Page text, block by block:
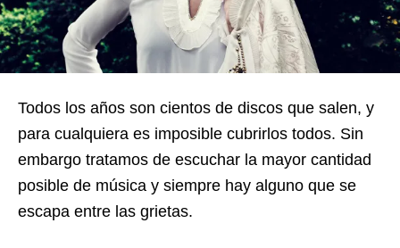
Todos los años son cientos de discos que salen, y
para cualquiera es imposible cubrirlos todos. Sin
embargo tratamos de escuchar la mayor cantidad
posible de música y siempre hay alguno que se
escapa entre las grietas.